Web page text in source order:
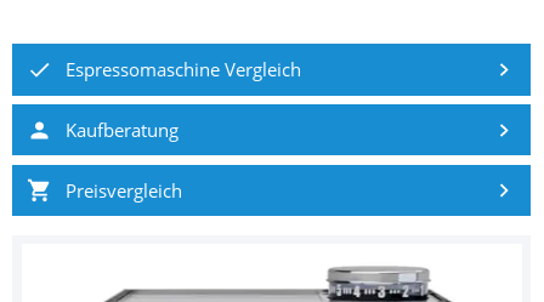
Espressomaschine Vergleich
Kaufberatung
Preisvergleich